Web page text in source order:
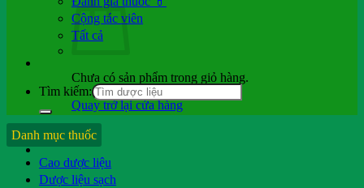
Chưa có sản phẩm trong giỏ hàng.
Quay trở lại cửa hàng
Hỏi b.sĩ
Cộng tác viên
Tất cả
Tìm kiếm:
Danh mục thuốc
Cao dược liệu
Dược liệu sạch